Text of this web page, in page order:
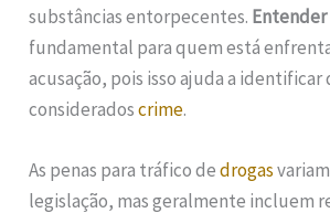
substâncias entorpecentes.
fundamental para quem está
acusação, pois isso ajuda a identificar
consideradoscrime.
As penas para tráfico dedrogas
legislação, mas geralmente incluem